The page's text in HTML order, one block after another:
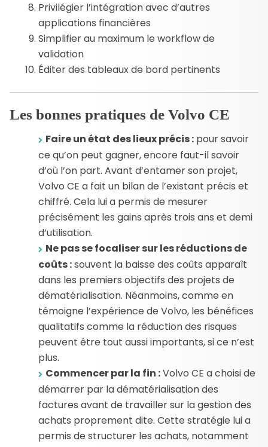
Privilégier l’intégration avec d’autres
applications financières
Simplifier au maximum le workflow de
validation
Éditer des tableaux de bord pertinents
Les bonnes pratiques de Volvo CE
Faire un état des lieux précis : pour savoir
ce qu’on peut gagner, encore faut-il savoir
d’où l’on part. Avant d’entamer son projet,
Volvo CE a fait un bilan de l’existant précis et
chiffré. Cela lui a permis de mesurer
précisément les gains après trois ans et demi
d’utilisation.
Ne pas se focaliser sur les réductions de
coûts :souvent la baisse des coûts apparaît
dans les premiers objectifs des projets de
dématérialisation. Néanmoins, comme en
témoigne l’expérience de Volvo, les bénéfices
qualitatifs comme la réduction des risques
peuvent être tout aussi importants, si ce n’est
plus.
Commencer par la fin :Volvo CE a choisi de
démarrer par la dématérialisation des
factures avant de travailler sur la gestion des
achats proprement dite. Cette stratégie lui a
permis de structurer les achats, notamment